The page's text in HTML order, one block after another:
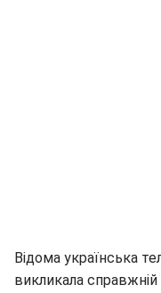
Відома українська
викликала